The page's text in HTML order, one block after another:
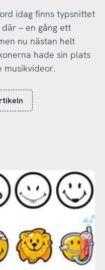
idag finns typsnittet
– en gång ett
nu nästan helt
hade sin plats